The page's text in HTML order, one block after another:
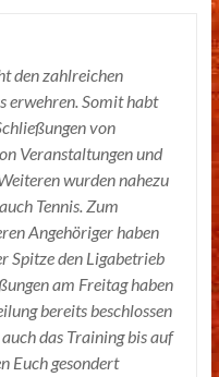
den zahlreichen
erwehren. Somit habt
von
Veranstaltungen und
wurden nahezu
Tennis. Zum
Angehöriger haben
Spitze den Ligabetrieb
am Freitag haben
bereits beschlossen
das Training bis auf
Euch gesondert